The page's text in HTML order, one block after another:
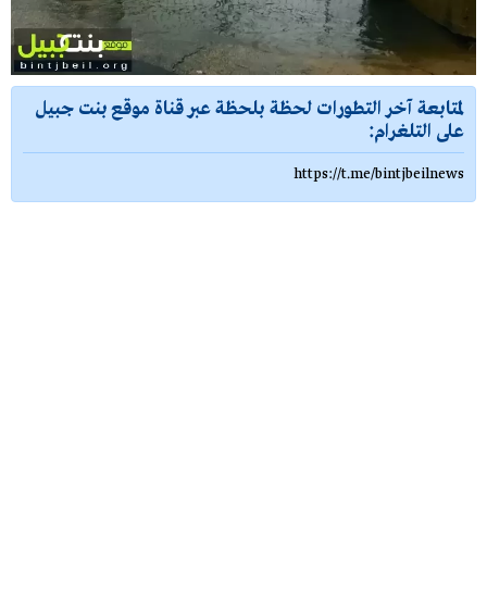
لمتابعة آخر التطورات لحظة بلحظة عبر قناة موقع بنت جبيل
على التلغرام:
https://t.me/bintjbeilnews